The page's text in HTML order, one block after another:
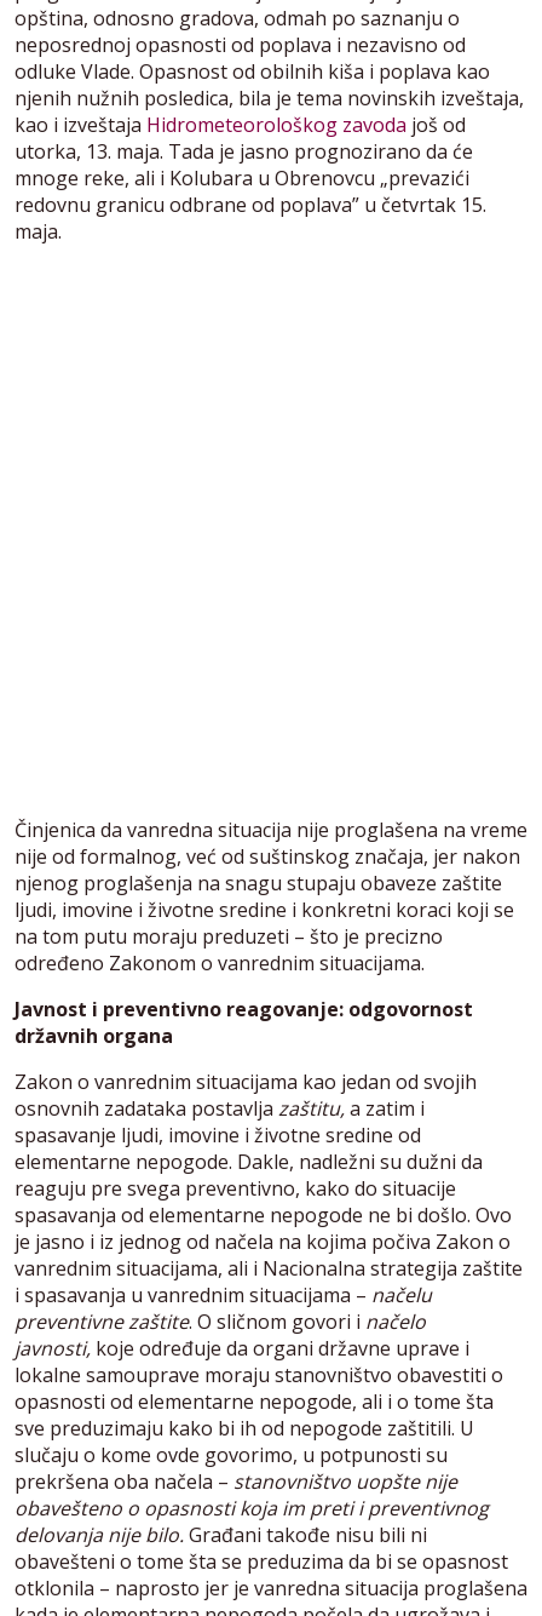
opština, odnosno gradova, odmah po saznanju o
neposrednoj opasnosti od poplava i nezavisno od
odluke Vlade. Opasnost od obilnih kiša i poplava kao
njenih nužnih posledica, bila je tema novinskih izveštaja,
kao i izveštaja Hidrometeorološkog zavoda još od
utorka, 13. maja. Tada je jasno prognozirano da će
mnoge reke, ali i Kolubara u Obrenovcu „prevazići
redovnu granicu odbrane od poplava” u četvrtak 15.
maja.
Činjenica da vanredna situacija nije proglašena na vreme
nije od formalnog, već od suštinskog značaja, jer nakon
njenog proglašenja na snagu stupaju obaveze zaštite
ljudi, imovine i životne sredine i konkretni koraci koji se
na tom putu moraju preduzeti – što je precizno
određeno Zakonom o vanrednim situacijama.
Javnost i preventivno reagovanje: odgovornost
državnih organa
Zakon o vanrednim situacijama kao jedan od svojih
osnovnih zadataka postavlja zaštitu,a zatim i
spasavanje ljudi, imovine i životne sredine od
elementarne nepogode. Dakle, nadležni su dužni da
reaguju pre svega preventivno, kako do situacije
spasavanja od elementarne nepogode ne bi došlo. Ovo
je jasno i iz jednog od načela na kojima počiva Zakon o
vanrednim situacijama, ali i Nacionalna strategija zaštite
i spasavanja u vanrednim situacijama – načelu
preventivne zaštite. O sličnom govori i načelo
javnosti, koje određuje da organi državne uprave i
lokalne samouprave moraju stanovništvo obavestiti o
opasnosti od elementarne nepogode, ali i o tome šta
sve preduzimaju kako bi ih od nepogode zaštitili. U
slučaju o kome ovde govorimo, u potpunosti su
prekršena oba načela – stanovništvo uopšte nije
obavešteno o opasnosti koja im preti i preventivnog
delovanja nije bilo.Građani takođe nisu bili ni
obavešteni o tome šta se preduzima da bi se opasnost
otklonila – naprosto jer je vanredna situacija proglašena